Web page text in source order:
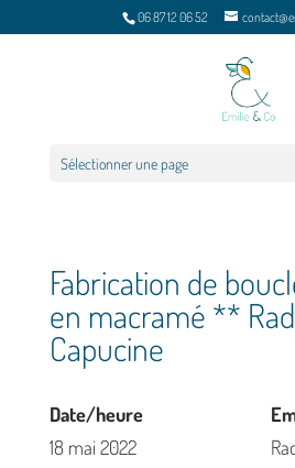
06 87 12 06 52
Sélectionner une page
Fabrication de
en macramé **
Capucine
Date/heure
18 mai 2022